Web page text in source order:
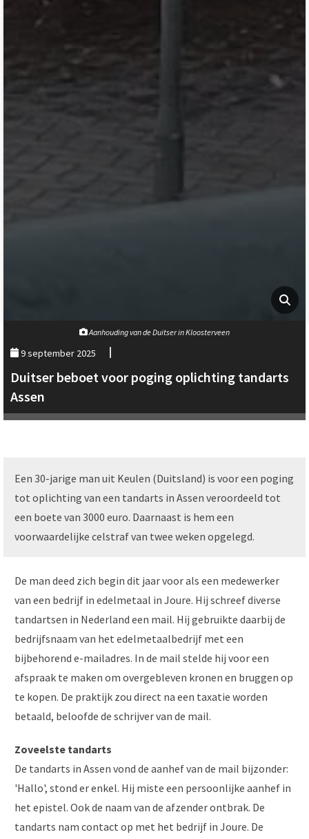
Aanhouding van de Duitser in Kloosterveen
9 september 2025
Duitser beboet voor poging oplichting tandarts
Assen
Een 30-jarige man uit Keulen (Duitsland) is voor een poging
tot oplichting van een tandarts in Assen veroordeeld tot
een boete van 3000 euro. Daarnaast is hem een
voorwaardelijke celstraf van twee weken opgelegd.
De man deed zich begin dit jaar voor als een medewerker
van een bedrijf in edelmetaal in Joure. Hij schreef diverse
tandartsen in Nederland een mail. Hij gebruikte daarbij de
bedrijfsnaam van het edelmetaalbedrijf met een
bijbehorend e-mailadres. In de mail stelde hij voor een
afspraak te maken om overgebleven kronen en bruggen op
te kopen. De praktijk zou direct na een taxatie worden
betaald, beloofde de schrijver van de mail.
Zoveelste tandarts
De tandarts in Assen vond de aanhef van de mail bijzonder:
'Hallo', stond er enkel. Hij miste een persoonlijke aanhef in
het epistel. Ook de naam van de afzender ontbrak. De
tandarts nam contact op met het bedrijf in Joure. De